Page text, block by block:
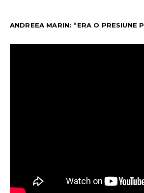
ANDREEA MARIN: “ERA O PRESIUNE